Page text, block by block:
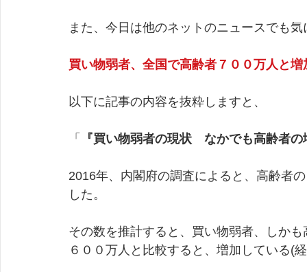
また、今日は他のネットのニュースでも
買い物弱者、全国で高齢者７００万人と
以下に記事の内容を抜粋しますと、
「 『買い物弱者の現状　なかでも高齢者
2016年、内閣府の調査によると、高齢者
した。
その数を推計すると、買い物弱者、しか
６００万人と比較すると、増加している(